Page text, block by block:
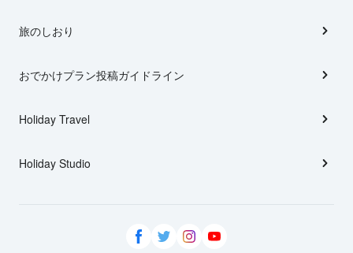
旅のしおり
おでかけプラン投稿ガイドライン
Holiday Travel
Holiday Studio